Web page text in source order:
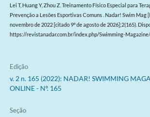
Lei T, Huang Y, Zhou Z. Treinamento Físico Especial para
Prevenção a Lesões Esportivas Comuns . Nadar! Swim Mag
novembro de 2022 [citado 9º de agosto de 2026];2(165).
https://revistanadar.com.br/index.php/Swimming-
Edição
v. 2 n. 165 (2022): NADAR! SWIMMING
ONLINE - Nº. 165
Seção